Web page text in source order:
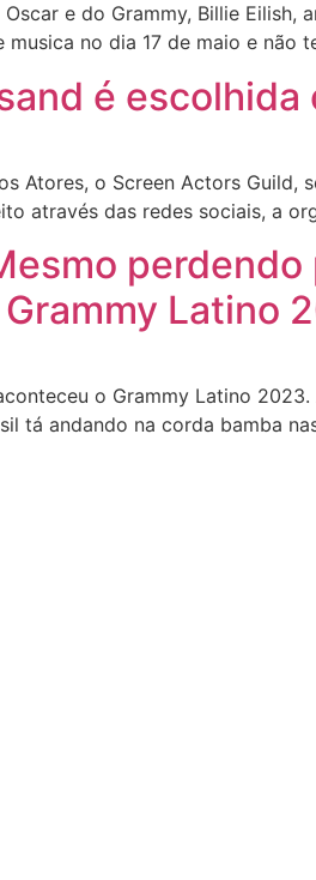
e do Grammy, Billie
no dia 17 de maio e não
é escolhida
Atores, o Screen Actors Guild,
através das redes sociais, a
Latino
o Grammy Latino
tá andando na corda bamba